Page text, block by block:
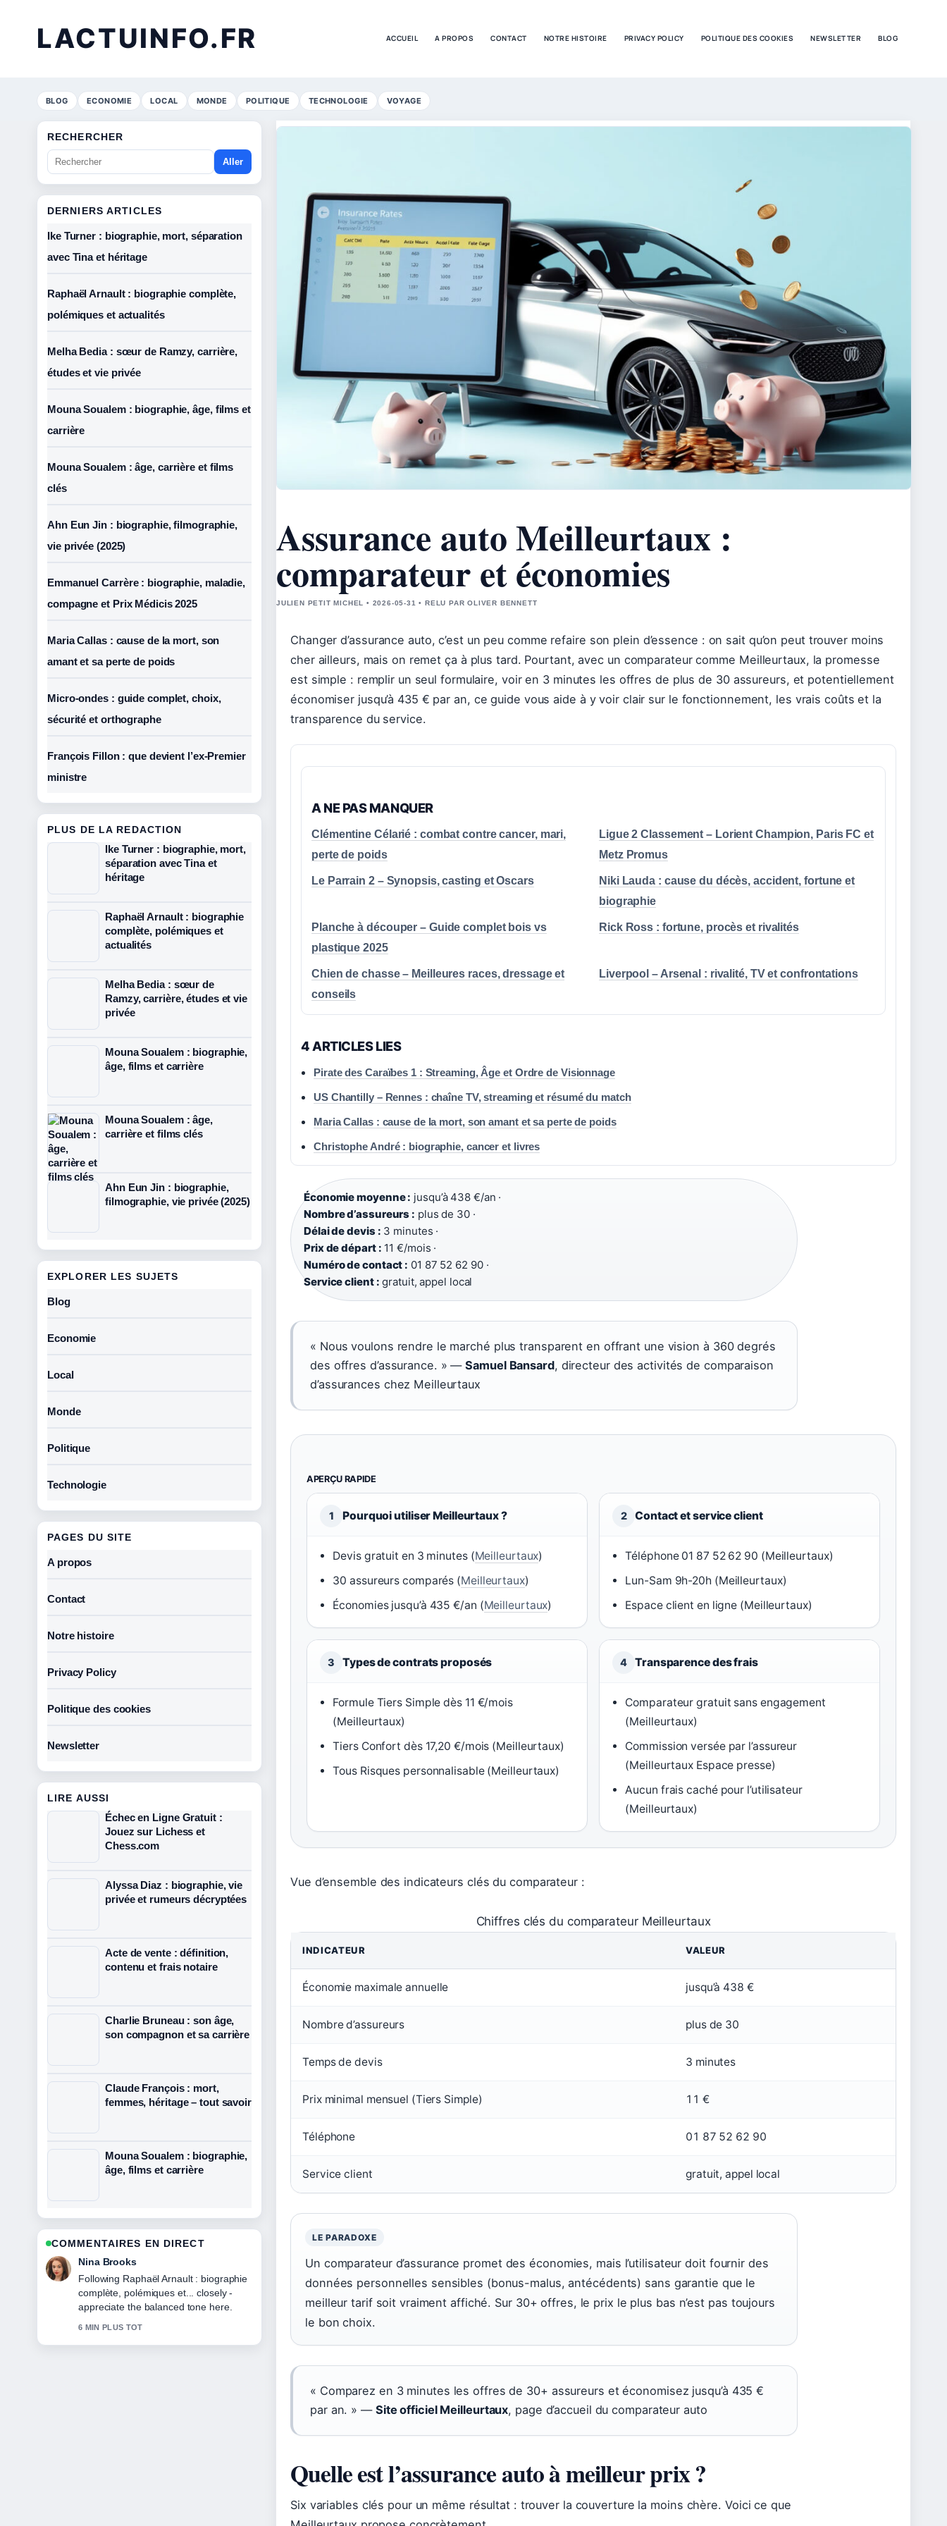
LACTUINFO.FR ACCUEIL A PROPOS CONTACT NOTRE HISTOIRE PRIVACY POLICY POLITIQUE DES COOKIES NEWSLETTER BLOG
BLOG ECONOMIE LOCAL MONDE POLITIQUE TECHNOLOGIE VOYAGE
Assurance auto Meilleurtaux :
comparateur et économies
JULIEN PETIT MICHEL • 2026-05-31 • RELU PAR OLIVER BENNETT
Changer d’assurance auto, c’est un peu comme refaire son plein d’essence : on sait qu’on peut trouver moins
cher ailleurs, mais on remet ça à plus tard. Pourtant, avec un comparateur comme Meilleurtaux, la promesse
est simple : remplir un seul formulaire, voir en 3 minutes les offres de plus de 30 assureurs, et potentiellement
économiser jusqu’à 435 € par an, ce guide vous aide à y voir clair sur le fonctionnement, les vrais coûts et la
transparence du service.
A NE PAS MANQUER
Clémentine Célarié : combat contre cancer, mari,
perte de poids
Ligue 2 Classement – Lorient Champion, Paris FC et
Metz Promus
Le Parrain 2 – Synopsis, casting et Oscars
Niki Lauda : cause du décès, accident, fortune et
biographie
Planche à découper – Guide complet bois vs
plastique 2025
Rick Ross : fortune, procès et rivalités
Chien de chasse – Meilleures races, dressage et
conseils
Liverpool – Arsenal : rivalité, TV et confrontations
4 ARTICLES LIES
Pirate des Caraïbes 1 : Streaming, Âge et Ordre de Visionnage
US Chantilly – Rennes : chaîne TV, streaming et résumé du match
Maria Callas : cause de la mort, son amant et sa perte de poids
Christophe André : biographie, cancer et livres
Économie moyenne : jusqu’à 438 €/an ·
Nombre d’assureurs : plus de 30 ·
Délai de devis : 3 minutes ·
Prix de départ : 11 €/mois ·
Numéro de contact : 01 87 52 62 90 ·
Service client : gratuit, appel local
« Nous voulons rendre le marché plus transparent en offrant une vision à 360 degrés
des offres d’assurance. » —Samuel Bansard, directeur des activités de comparaison
d’assurances chez Meilleurtaux
APERÇU RAPIDE
1 Pourquoi utiliser Meilleurtaux ?
Devis gratuit en 3 minutes (Meilleurtaux)
30 assureurs comparés (Meilleurtaux)
Économies jusqu’à 435 €/an (Meilleurtaux)
2 Contact et service client
Téléphone 01 87 52 62 90 (Meilleurtaux)
Lun-Sam 9h-20h (Meilleurtaux)
Espace client en ligne (Meilleurtaux)
3 Types de contrats proposés
Formule Tiers Simple dès 11 €/mois
(Meilleurtaux)
Tiers Confort dès 17,20 €/mois (Meilleurtaux)
Tous Risques personnalisable (Meilleurtaux)
4 Transparence des frais
Comparateur gratuit sans engagement
(Meilleurtaux)
Commission versée par l’assureur
(Meilleurtaux Espace presse)
Aucun frais caché pour l’utilisateur
(Meilleurtaux)
Vue d’ensemble des indicateurs clés du comparateur :
Chiffres clés du comparateur Meilleurtaux
INDICATEUR VALEUR
Économie maximale annuelle jusqu’à 438 €
Nombre d’assureurs plus de 30
Temps de devis 3 minutes
Prix minimal mensuel (Tiers Simple) 11 €
Téléphone 01 87 52 62 90
Service client gratuit, appel local
LE PARADOXE
Un comparateur d’assurance promet des économies, mais l’utilisateur doit fournir des
données personnelles sensibles (bonus-malus, antécédents) sans garantie que le
meilleur tarif soit vraiment affiché. Sur 30+ offres, le prix le plus bas n’est pas toujours
le bon choix.
« Comparez en 3 minutes les offres de 30+ assureurs et économisez jusqu’à 435 €
par an. » — Site officiel Meilleurtaux, page d’accueil du comparateur auto
Quelle est l’assurance auto à meilleur prix ?
Six variables clés pour un même résultat : trouver la couverture la moins chère. Voici ce que
RECHERCHER
Aller
DERNIERS ARTICLES
Ike Turner : biographie, mort, séparation
avec Tina et héritage
Raphaël Arnault : biographie complète,
polémiques et actualités
Melha Bedia : sœur de Ramzy, carrière,
études et vie privée
Mouna Soualem : biographie, âge, films et
carrière
Mouna Soualem : âge, carrière et films
clés
Ahn Eun Jin : biographie, filmographie,
vie privée (2025)
Emmanuel Carrère : biographie, maladie,
compagne et Prix Médicis 2025
Maria Callas : cause de la mort, son
amant et sa perte de poids
Micro-ondes : guide complet, choix,
sécurité et orthographe
François Fillon : que devient l’ex-Premier
ministre
PLUS DE LA REDACTION
Ike Turner : biographie, mort,
séparation avec Tina et
héritage
Raphaël Arnault : biographie
complète, polémiques et
actualités
Melha Bedia : sœur de
Ramzy, carrière, études et vie
privée
Mouna Soualem : biographie,
âge, films et carrière
Mouna Soualem : âge,
carrière et films clés
Ahn Eun Jin : biographie,
filmographie, vie privée (2025)
EXPLORER LES SUJETS
Blog
Economie
Local
Monde
Politique
Technologie
PAGES DU SITE
A propos
Contact
Notre histoire
Privacy Policy
Politique des cookies
Newsletter
LIRE AUSSI
Échec en Ligne Gratuit :
Jouez sur Lichess et
Chess.com
Alyssa Diaz : biographie, vie
privée et rumeurs décryptées
Acte de vente : définition,
contenu et frais notaire
Charlie Bruneau : son âge,
son compagnon et sa carrière
Claude François : mort,
femmes, héritage – tout savoir
Mouna Soualem : biographie,
âge, films et carrière
COMMENTAIRES EN DIRECT
Ren Sato
Useful context on Melha Bedia : sœur
de Ramzy, carrière,.... Please keep this
live thread updated.
8 MIN PLUS TOT